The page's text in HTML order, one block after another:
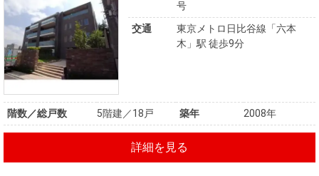
号
交通
東京メトロ日比谷線「六本
木」駅 徒歩9分
階数／総戸数 5階建／18戸 築年 2008年
詳細を見る